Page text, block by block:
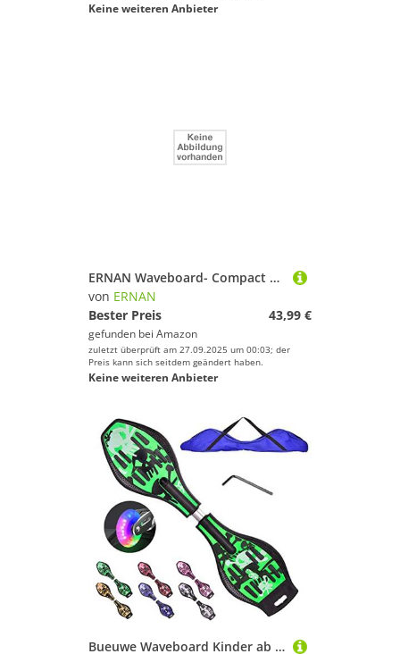
Keine weiteren Anbieter
ERNAN Waveboard- Compact Lightweight Caster Board Kids/Teens. Waveboard Kinder Street Surfen Caster Torsion Skateboard Double Decks Casterboards Mit LED Leuchtrollen
von ERNAN
Bester Preis
43,99 €
gefunden bei Amazon
zuletzt überprüft am 27.09.2025 um 00:03; der
Preis kann sich seitdem geändert haben.
Keine weiteren Anbieter
Bueuwe Waveboard Kinder ab 10 Jahre, Snakeboard mit Leuchtrollen, Street Waveboards mit Tasche und Zubehör, Skateboard für Mädchen und Junge, 86,5x22,5x12 cm,Grün